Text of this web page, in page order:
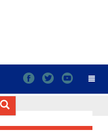
f t y